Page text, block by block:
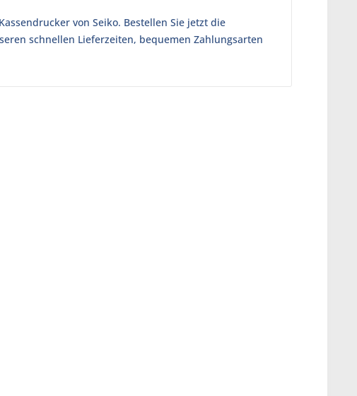
von Seiko. Bestellen Sie jetzt die
schnellen Lieferzeiten, bequemen Zahlungsarten